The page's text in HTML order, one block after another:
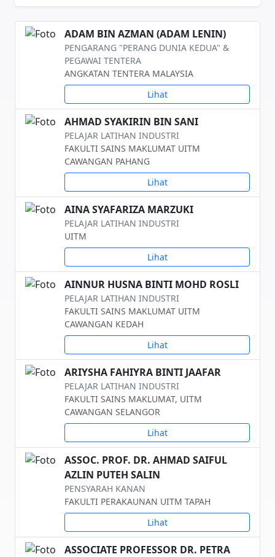
ADAM BIN AZMAN (ADAM LENIN)
PENGARANG "PERANG DUNIA KEDUA" &
PEGAWAI TENTERA
ANGKATAN TENTERA MALAYSIA
Lihat
AHMAD SYAKIRIN BIN SANI
PELAJAR LATIHAN INDUSTRI
FAKULTI SAINS MAKLUMAT UITM
CAWANGAN PAHANG
Lihat
AINA SYAFARIZA MARZUKI
PELAJAR LATIHAN INDUSTRI
UITM
Lihat
AINNUR HUSNA BINTI MOHD ROSLI
PELAJAR LATIHAN INDUSTRI
FAKULTI SAINS MAKLUMAT UITM
CAWANGAN KEDAH
Lihat
ARIYSHA FAHIYRA BINTI JAAFAR
PELAJAR LATIHAN INDUSTRI
FAKULTI SAINS MAKLUMAT, UITM
CAWANGAN SELANGOR
Lihat
ASSOC. PROF. DR. AHMAD SAIFUL
AZLIN PUTEH SALIN
PENSYARAH KANAN
FAKULTI PERAKAUNAN UITM TAPAH
Lihat
ASSOCIATE PROFESSOR DR. PETRA